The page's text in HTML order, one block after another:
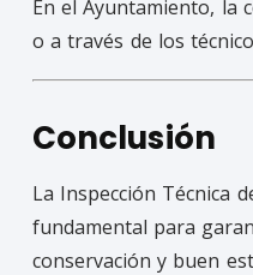
En el Ayuntamiento, la
o a través de los
Conclusión
La Inspección Técnica
fundamental para
conservación y buen